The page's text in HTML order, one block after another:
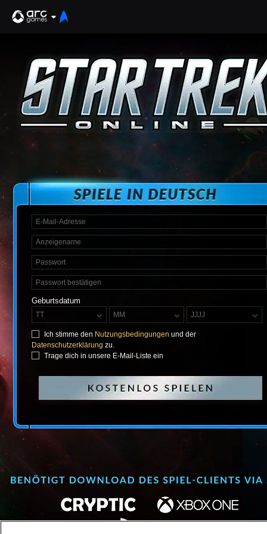
English
Deutsch
Français
Geburtsdatum
TT MM JJJJ
Ich stimme den Nutzungsbedingungen und der
Datenschutzerklärung zu.
Trage dich in unsere E-Mail-Liste ein